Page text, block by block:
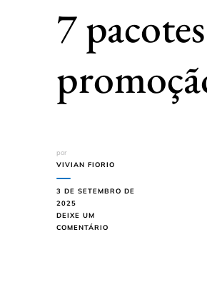
7
por
VIVIAN FIORIO
3 DE SETEMBRO DE
2025
DEIXE UM
COMENTÁRIO